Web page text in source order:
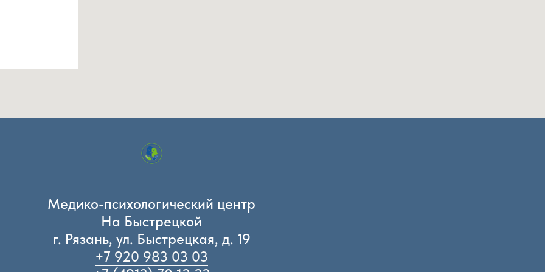
Медико-психологический центр
На Быстрецкой
г. Рязань, ул. Быстрецкая, д. 19
+7 920 983 03 03